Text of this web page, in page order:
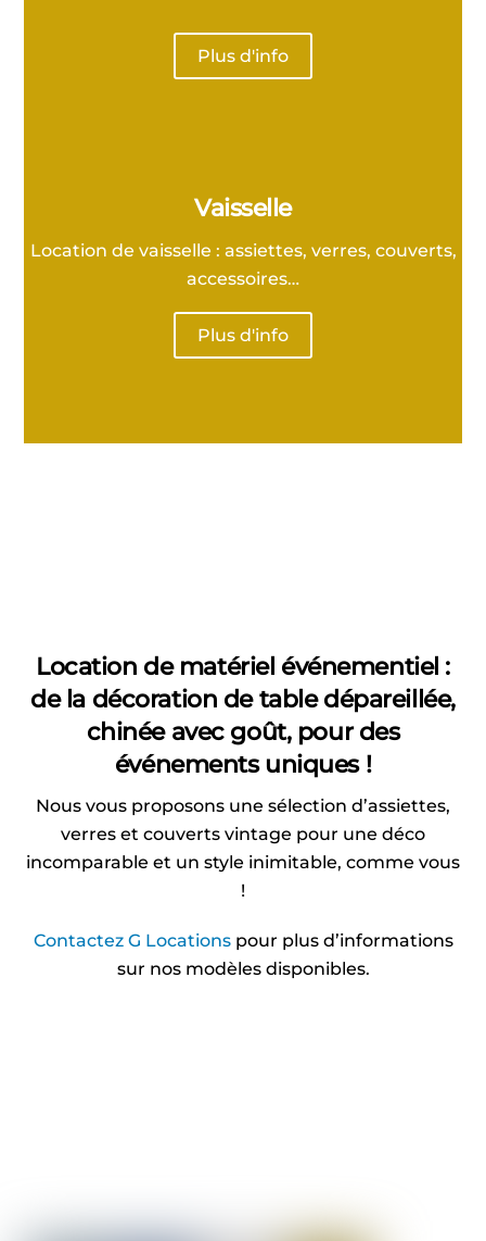
Plus d'info
Vaisselle
Location de vaisselle : assiettes, verres, couverts,
accessoires…
Plus d'info
Location de matériel événementiel :
de la décoration de table dépareillée,
chinée avec goût, pour des
événements uniques !
Nous vous proposons une sélection d’assiettes,
verres et couverts vintage pour une déco
incomparable et un style inimitable, comme vous
!
Contactez G Locationspour plus d’informations
sur nos modèles disponibles.